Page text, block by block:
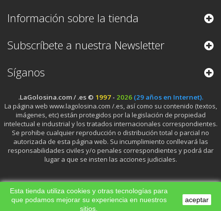
Información sobre la tienda
Subscríbete a nuestra Newsletter
Síganos
.LaGolosina.com / .es © 1997- 2026 (29 años en Internet).
La página web www.lagolosina.com /.es, así como su contenido (textos,
imágenes, etc) están protegidos por la legislación de propiedad
intelectual e industrial y los tratados internacionales correspondientes.
Se prohibe cualquier reproducción o distribución total o parcial no
autorizada de esta página web. Su incumplimiento conllevará las
responsabilidades civiles y/o penales correspondientes y podrá dar
lugar a que se insten las acciones judiciales.
Esta tienda utiliza cookies y otras tecnologías para
que podamos mejorar su experiencia en nuestros
sitios.
aceptar